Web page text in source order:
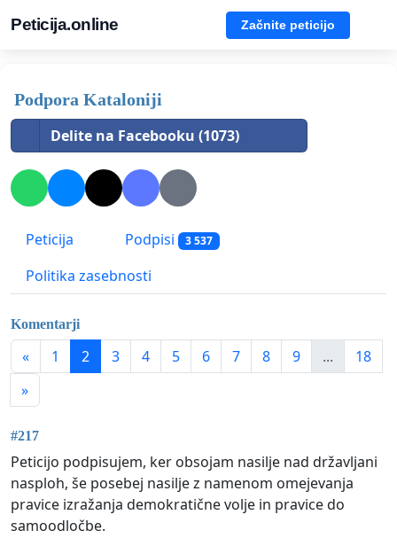
Peticija.online Začnite peticijo
Podpora Kataloniji
Delite na Facebooku (1073)
Peticija Podpisi 3 537
Politika zasebnosti
Komentarji
« 1 2 3 4 5 6 7 8 9 ...
18
»
#217
Peticijo podpisujem, ker obsojam nasilje nad državljani
nasploh, še posebej nasilje z namenom omejevanja
pravice izražanja demokratične volje in pravice do
samoodločbe.